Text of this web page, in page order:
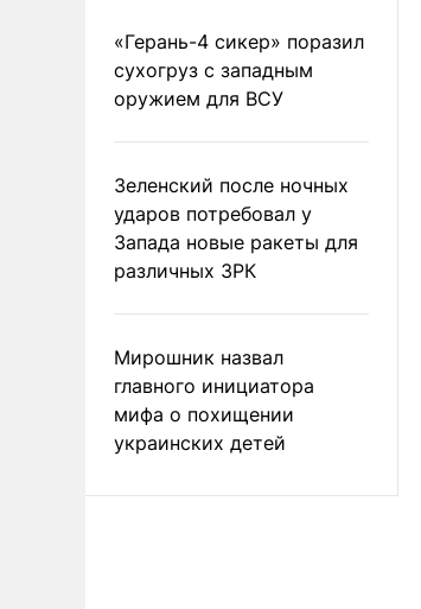
«Герань-4 сикер» поразил
сухогруз с западным
оружием для ВСУ
Зеленский после ночных
ударов потребовал у
Запада новые ракеты для
различных ЗРК
Мирошник назвал
главного инициатора
мифа о похищении
украинских детей